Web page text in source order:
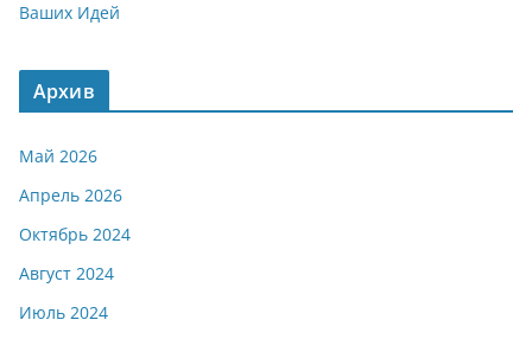
Ваших Идей
Архив
Май 2026
Апрель 2026
Октябрь 2024
Август 2024
Июль 2024